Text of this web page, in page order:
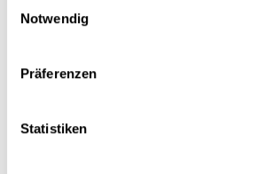
Notwendig
Präferenzen
Statistiken